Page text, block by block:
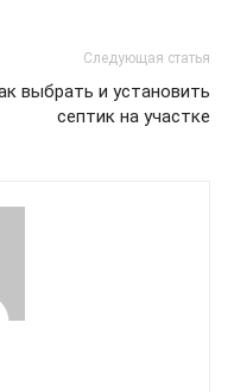
Следующая статья
выбрать и установить
септик на участке